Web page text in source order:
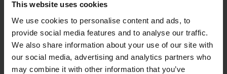
This website uses cookies
We use cookies to personalise content and ads, to
provide social media features and to analyse our traffic.
We also share information about your use of our site with
our social media, advertising and analytics partners who
may combine it with other information that you’ve
την αρχή και πληρώνετε σε σταθερές μηνιαίες δόσεις.
Ομοίως έχετε δυνατότητα ελεύθερης επιλογής της
διάρκειας του συμβολαίου. Σε αντίθεση με το συμβατικό
δάνειο με δόσεις, στην χρηματοδοτική μίσθωση στο τέλος
της περιόδου του συμβολαίου έχετε επιλογή απόκτησης
στην υπολογισμένη υπολειμματική αξία.